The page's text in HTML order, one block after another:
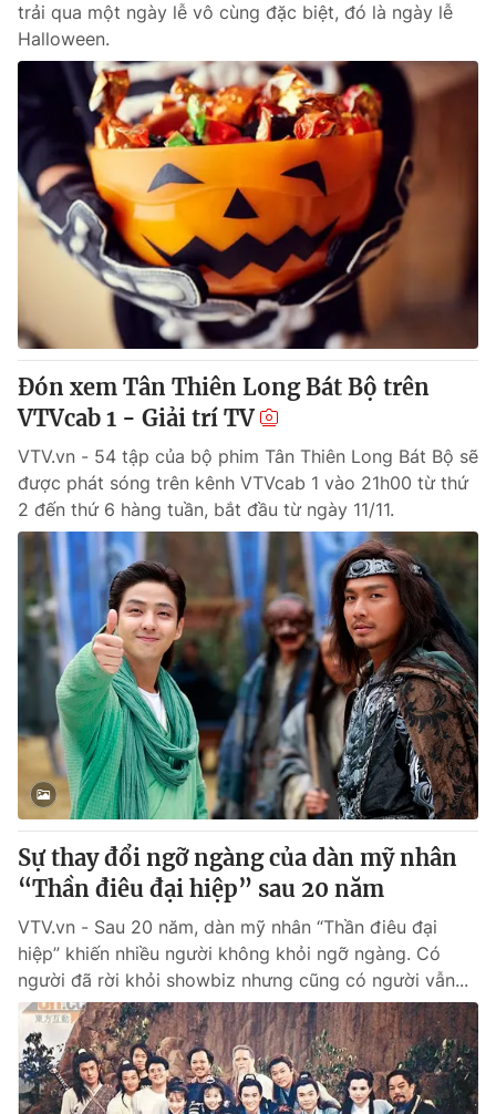
Photo Infographic
Video Shorts video
VTV Money VTV Thể thao
VTV Sức khoẻ Bất động sản
Thị trường 24h Tấm lòng Việt
VTV4 Vươn mình bằng AI
VTV9 VTV8
Liên hệ tòa soạn English
THỜI BÁO VTV
Theo dõi báo trên
Cơ quan chủ quản:Đài Truyền hình Việt Nam
Cơ quan báo chí:Thời báo VTV
Giấy phép hoạt động báo in và báo điện tử số 483/GP-BTTTT
cấp ngày 29/12/2023
Tổng Biên tập:Vũ Thanh Thủy
Phó Tổng Biên tập: Nguyễn Thị Mỹ Hạnh, Phạm Quốc Thắng,
Nguyễn Trọng Ninh
Tổng đài VTV:024.38 355 931 - 024.38 355 932
Ðiện thoại Thời báo VTV:024.66 897 897
Email:toasoan@vtv.vn
Liên hệ quảng cáo:024-7300.7108
trải qua một ngày lễ vô cùng đặc biệt, đó là ngày lễ
Halloween.
Đón xem Tân Thiên Long Bát Bộ trên
VTVcab 1 - Giải trí TV
VTV.vn - 54 tập của bộ phim Tân Thiên Long Bát Bộ sẽ
được phát sóng trên kênh VTVcab 1 vào 21h00 từ thứ
2 đến thứ 6 hàng tuần, bắt đầu từ ngày 11/11.
Sự thay đổi ngỡ ngàng của dàn mỹ nhân
“Thần điêu đại hiệp” sau 20 năm
VTV.vn - Sau 20 năm, dàn mỹ nhân “Thần điêu đại
hiệp” khiến nhiều người không khỏi ngỡ ngàng. Có
người đã rời khỏi showbiz nhưng cũng có người vẫn...